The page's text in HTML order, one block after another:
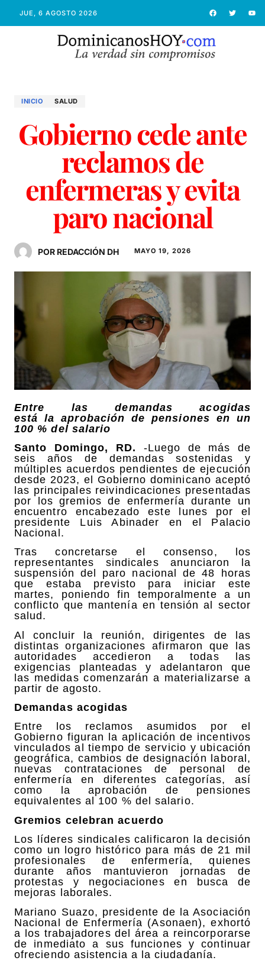
JUE, 6 AGOSTO 2026
INICIO SALUD
Gobierno cede ante
reclamos de
enfermeras y evita
paro nacional
POR REDACCIÓN DH MAYO 19, 2026
Entre las demandas acogidas
estálaaprobación de pensiones en un
100 % del salario
Santo Domingo, RD.
-Luego de más de
seis años de demandas sostenidas y
múltiples acuerdos pendientes de ejecución
desde 2023, el Gobierno dominicano aceptó
las principales reivindicaciones presentadas
por los gremios de enfermería durante un
encuentro encabezado este lunes por el
presidente Luis Abinader en el Palacio
Nacional.
Tras concretarse el consenso, los
representantes sindicales anunciaron la
suspensión del paro nacional de 48 horas
que estaba previsto para iniciar este
martes, poniendo fin temporalmente a un
conflicto que mantenía en tensión al sector
salud.
Al concluir la reunión, dirigentes de las
distintas organizaciones afirmaron que las
autoridades accedieron a todas las
exigencias planteadas y adelantaron que
las medidas comenzarán a materializarse a
partir de agosto.
Demandas acogidas
Entre los reclamos asumidos por el
Gobierno figuran la aplicación de incentivos
vinculados al tiempo de servicio y ubicación
geográfica, cambios de designación laboral,
nuevas contrataciones de personal de
enfermería en diferentes categorías, así
como la aprobación de pensiones
equivalentes al 100 % del salario.
Gremios celebran acuerdo
Los líderes sindicales calificaron la decisión
como un logro histórico para más de 21 mil
profesionales de enfermería, quienes
durante años mantuvieron jornadas de
protestas y negociaciones en busca de
mejoras laborales.
Mariano Suazo, presidente de la Asociación
Nacional de Enfermería (Asonaen), exhortó
a los trabajadores del área a reincorporarse
de inmediato a sus funciones y continuar
ofreciendo asistencia a la ciudadanía.